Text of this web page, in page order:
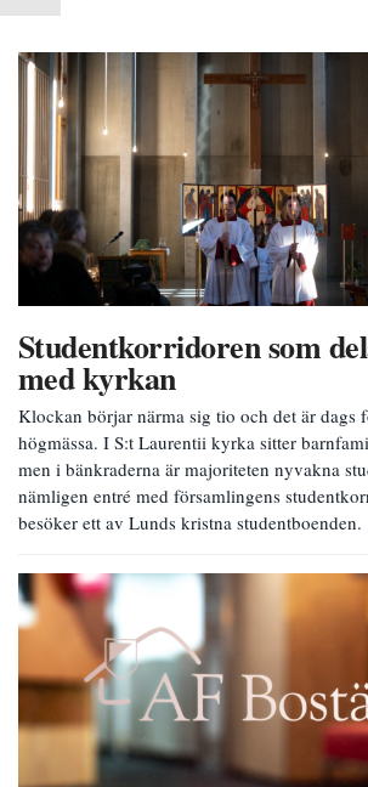
Studentkorridoren som
med kyrkan
Klockan börjar närma sig tio och det är dags
högmässa. I S:t Laurentii kyrka sitter
men i bänkraderna är majoriteten nyvakna
nämligen entré med församlingens
besöker ett av Lunds kristna studentboenden.